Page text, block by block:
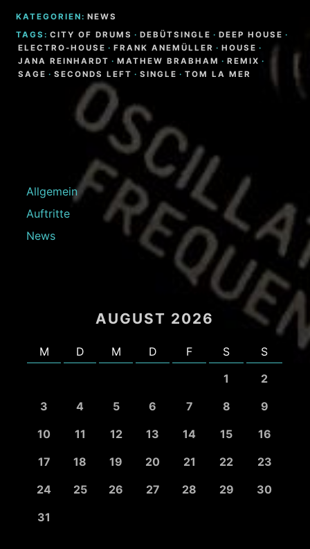
KATEGORIEN: NEWS
TAGS: CITY OF DRUMS · DEBÜTSINGLE · DEEP HOUSE ·
ELECTRO-HOUSE · FRANK ANEMÜLLER · HOUSE ·
JANA REINHARDT · MATHEW BRABHAM · REMIX ·
SAGE · SECONDS LEFT · SINGLE · TOM LA MER
Allgemein
Auftritte
News
AUGUST 2026
M D M D F S
S
1
2
3
4 5 6 7 8
9
10
11 12 13 14 15
16
17
18 19 20 21 22
23
24
25 26 27 28 29
30
31